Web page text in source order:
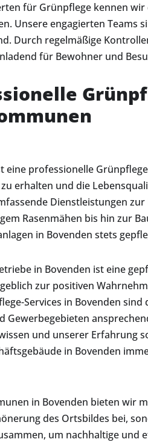
für Grünpflege kennen
Unsere engagierten Teams
Durch regelmäßige
für Bewohner und
eine professionelle
erhalten und die
Dienstleistungen
Rasenmähen bis hin zur
in Bovenden stets
in Bovenden ist eine
zur positiven
Services in Bovenden
Gewerbegebieten
und unserer Erfahrung
in Bovenden
in Bovenden bieten wir
des Ortsbildes bei,
um nachhaltige